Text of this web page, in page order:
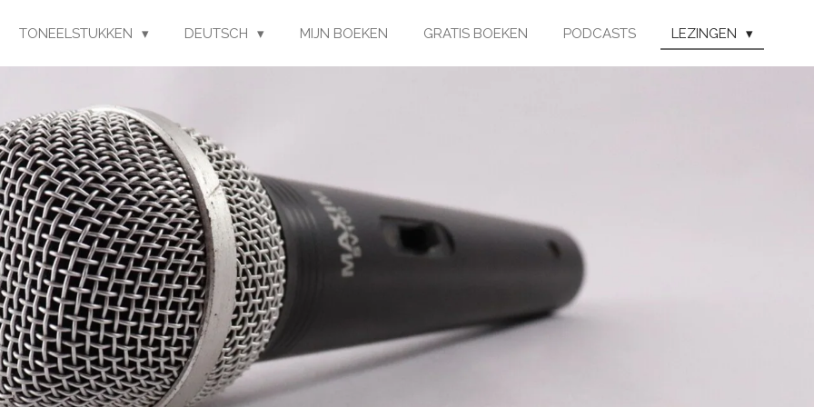
TONEELSTUKKEN DEUTSCH MIJN BOEKEN GRATIS BOEKEN PODCASTS LEZINGEN